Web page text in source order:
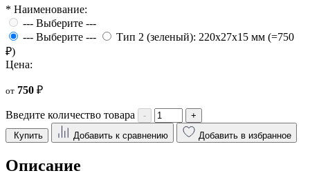
* Наименование:
--- Выберите ---
--- Выберите ---
Тип 2 (зеленый): 220х27х15 мм (=750
₽)
Цена:
от 750 ₽
Введите количество товара -
+
Купить
Добавить к сравнению Добавить в избранное
Описание